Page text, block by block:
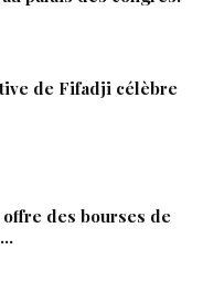
de Fifadji célèbre
offre des bourses de